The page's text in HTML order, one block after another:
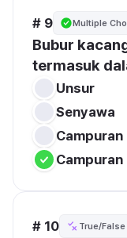
# 9 Multiple
Bubur
termasuk
Unsur
Senyawa
# 10 True/False